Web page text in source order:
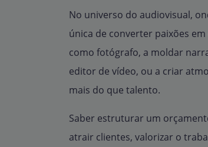
No universo do audiovisual,
única de converter paixões
como fotógrafo, a moldar
editor de vídeo, ou a criar
mais do que talento.
Saber estruturar um
atrair clientes, valorizar o